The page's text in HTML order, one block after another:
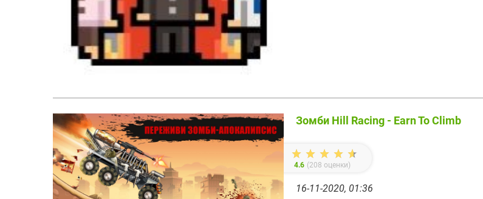
Зомби Hill Racing - Earn To Climb
4.6 (208 оценки)
16-11-2020, 01:36